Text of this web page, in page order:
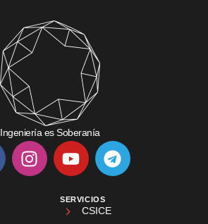
Ingeniería es Soberanía
SERVICIOS
CSICE